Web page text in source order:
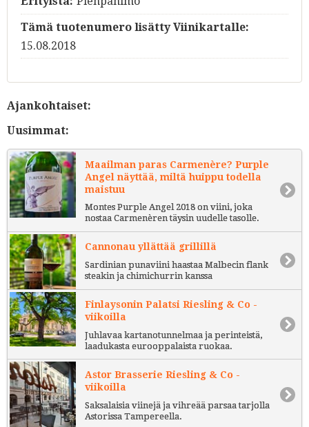
Tämä tuotenumero lisätty Viinikartalle:
15.08.2018
Ajankohtaiset:
Uusimmat:
Maailman paras Carmenère? Purple
Angel näyttää, miltä huippu todella
maistuu
Montes Purple Angel 2018 on viini, joka
nostaa Carmenèren täysin uudelle tasolle.
Cannonau yllättää grillillä
Sardinian punaviini haastaa Malbecin flank
steakin ja chimichurrin kanssa
Finlaysonin Palatsi Riesling & Co -
viikoilla
Juhlavaa kartanotunnelmaa ja perinteistä,
laadukasta eurooppalaista ruokaa.
Astor Brasserie Riesling & Co -
viikoilla
Saksalaisia viinejä ja vihreää parsaa tarjolla
Astorissa Tampereella.